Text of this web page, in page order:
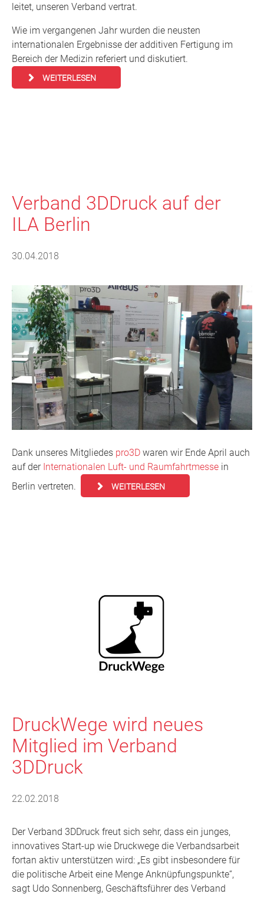
leitet, unseren Verband vertrat.
Wie im vergangenen Jahr wurden die neusten
internationalen Ergebnisse der additiven Fertigung im
Bereich der Medizin referiert und diskutiert.
WEITERLESEN
Verband 3DDruck auf der
ILA Berlin
30.04.2018
Dank unseres Mitgliedes pro3D waren wir Ende April auch
auf derInternationalen Luft- und Raumfahrtmesse in
Berlin vertreten.
WEITERLESEN
DruckWege wird neues
Mitglied im Verband
3DDruck
22.02.2018
Der Verband 3DDruck freut sich sehr, dass ein junges,
innovatives Start-up wie Druckwege die Verbandsarbeit
fortan aktiv unterstützen wird: „Es gibt insbesondere für
die politische Arbeit eine Menge Anknüpfungspunkte“,
sagt Udo Sonnenberg, Geschäftsführer des Verband